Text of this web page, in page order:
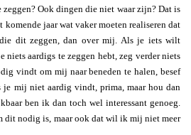
zeggen? Ook dingen die niet waar zijn? Dat is
jaar wat vaker moeten realiseren dat
dit zeggen, dan over mij. Als je iets wilt
niets aardigs te zeggen hebt, zeg verder niets
vindt om mij naar beneden te halen, besef
je mij niet aardig vindt, prima, maar hou dan
ben ik dan toch wel interessant genoeg.
dit nodig is, maar ook dat wil ik mij niet meer